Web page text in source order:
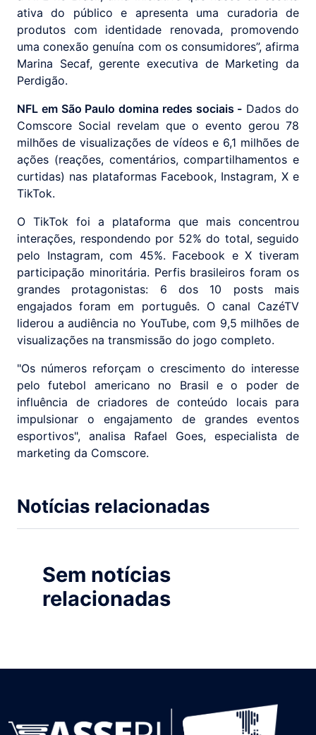
ativa do público e apresenta uma curadoria de
produtos com identidade renovada, promovendo
uma conexão genuína com os consumidores”, afirma
Marina Secaf, gerente executiva de Marketing da
Perdigão.
NFL em São Paulo domina redes sociais - Dados do
Comscore Social revelam que o evento gerou 78
milhões de visualizações de vídeos e 6,1 milhões de
ações (reações, comentários, compartilhamentos e
curtidas) nas plataformas Facebook, Instagram, X e
TikTok.
O TikTok foi a plataforma que mais concentrou
interações, respondendo por 52% do total, seguido
pelo Instagram, com 45%. Facebook e X tiveram
participação minoritária. Perfis brasileiros foram os
grandes protagonistas: 6 dos 10 posts mais
engajados foram em português. O canal CazéTV
liderou a audiência no YouTube, com 9,5 milhões de
visualizações na transmissão do jogo completo.
"Os números reforçam o crescimento do interesse
pelo futebol americano no Brasil e o poder de
influência de criadores de conteúdo locais para
impulsionar o engajamento de grandes eventos
esportivos", analisa Rafael Goes, especialista de
marketing da Comscore.
Notícias relacionadas
Sem notícias
relacionadas